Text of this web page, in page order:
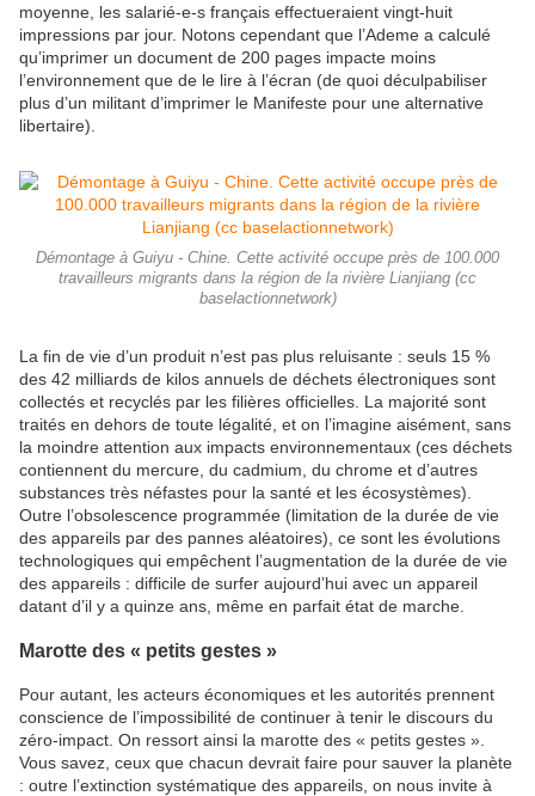
moyenne, les salarié-e-s français effectueraient vingt-huit
impressions par jour. Notons cependant que l’Ademe a calculé
qu’imprimer un document de 200 pages impacte moins
l’environnement que de le lire à l’écran (de quoi déculpabiliser
plus d’un militant d’imprimer le Manifeste pour une alternative
libertaire).
Démontage à Guiyu - Chine. Cette activité occupe près de 100.000
travailleurs migrants dans la région de la rivière Lianjiang (cc
baselactionnetwork)
La fin de vie d’un produit n’est pas plus reluisante : seuls 15 %
des 42 milliards de kilos annuels de déchets électroniques sont
collectés et recyclés par les filières officielles. La majorité sont
traités en dehors de toute légalité, et on l’imagine aisément, sans
la moindre attention aux impacts environnementaux (ces déchets
contiennent du mercure, du cadmium, du chrome et d’autres
substances très néfastes pour la santé et les écosystèmes).
Outre l’obsolescence programmée (limitation de la durée de vie
des appareils par des pannes aléatoires), ce sont les évolutions
technologiques qui empêchent l’augmentation de la durée de vie
des appareils : difficile de surfer aujourd’hui avec un appareil
datant d’il y a quinze ans, même en parfait état de marche.
Marotte des « petits gestes »
Pour autant, les acteurs économiques et les autorités prennent
conscience de l’impossibilité de continuer à tenir le discours du
zéro-impact. On ressort ainsi la marotte des « petits gestes ».
Vous savez, ceux que chacun devrait faire pour sauver la planète
: outre l’extinction systématique des appareils, on nous invite à